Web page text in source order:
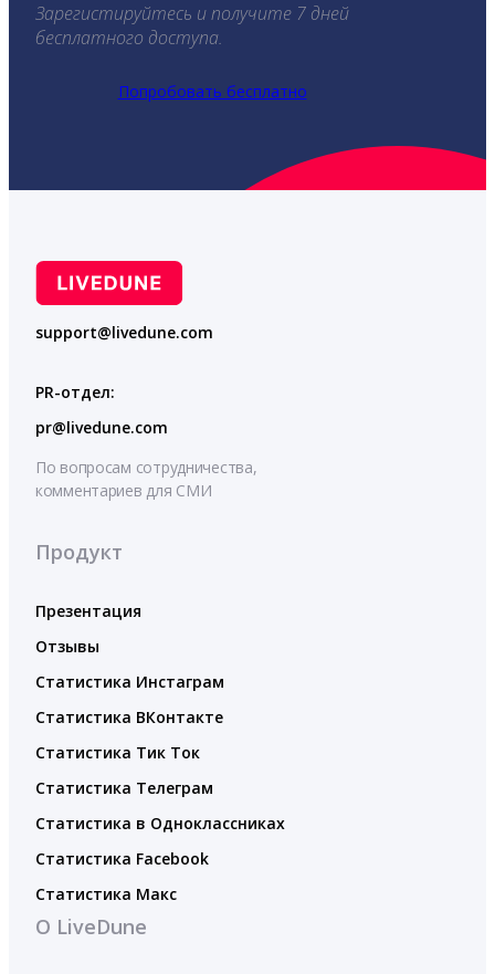
Зарегистируйтесь и получите 7 дней
бесплатного доступа.
Попробовать бесплатно
support@livedune.com
PR-отдел:
pr@livedune.com
По вопросам сотрудничества,
комментариев для СМИ
Продукт
Презентация
Отзывы
Статистика Инстаграм
Статистика ВКонтакте
Статистика Тик Ток
Статистика Телеграм
Статистика в Одноклассниках
Статистика Facebook
Статистика Макс
О LiveDune